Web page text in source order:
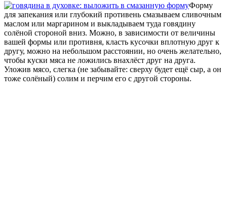
Форму
для запекания или глубокий противень смазываем сливочным
маслом или маргарином и выкладываем туда говядину
солёной стороной вниз. Можно, в зависимости от величины
вашей формы или противня, класть кусочки вплотную друг к
другу, можно на небольшом расстоянии, но очень желательно,
чтобы куски мяса не ложились внахлёст друг на друга.
Уложив мясо, слегка (не забывайте: сверху будет ещё сыр, а он
тоже солёный) солим и перчим его с другой стороны.